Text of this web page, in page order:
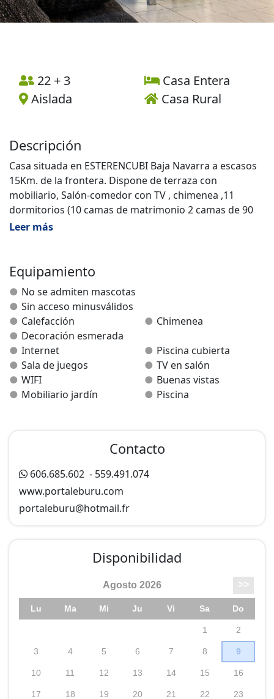
22 + 3
Casa Entera
Aislada
Casa Rural
Descripción
Casa situada en ESTERENCUBI Baja Navarra a escasos
15Km. de la frontera. Dispone de terraza con
mobiliario, Salón-comedor con TV , chimenea ,11
dormitorios (10 camas de matrimonio 2 camas de 90
cms y 3 supletorias de 90 cms, 11 baños ,1 cocina
reserva hay que llamar al 606685602 o al
0033559491074. Leña carretilla 20 euros
NO SE PONEN TOALLAS .
Leer más
Equipamiento
No se admiten mascotas
Sin acceso minusválidos
Calefacción
Chimenea
Decoración esmerada
Internet
Piscina cubierta
Sala de juegos
TV en salón
WIFI
Buenas vistas
Mobiliario jardín
Piscina
Contacto
606.685.602 - 559.491.074
www.portaleburu.com
portaleburu@hotmail.fr
Disponibilidad